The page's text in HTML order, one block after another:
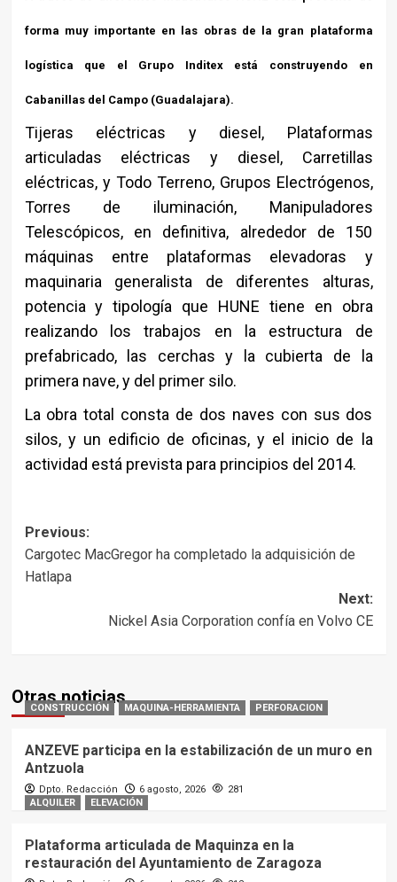
forma muy importante en las obras de la gran plataforma
logística que el Grupo Inditex está construyendo en
Cabanillas del Campo (Guadalajara).
Tijeras eléctricas y diesel, Plataformas
articuladas eléctricas y diesel, Carretillas
eléctricas, y Todo Terreno, Grupos Electrógenos,
Torres de iluminación, Manipuladores
Telescópicos, en definitiva, alrededor de 150
máquinas entre plataformas elevadoras y
maquinaria generalista de diferentes alturas,
potencia y tipología que HUNE tiene en obra
realizando los trabajos en la estructura de
prefabricado, las cerchas y la cubierta de la
primera nave, y del primer silo.
La obra total consta de dos naves con sus dos
silos, y un edificio de oficinas, y el inicio de la
actividad está prevista para principios del 2014.
Post
navigation
Previous:
Cargotec MacGregor ha completado la adquisición de
Hatlapa
Next:
Nickel Asia Corporation confía en Volvo CE
Otras noticias
CONSTRUCCIÓN MAQUINA-HERRAMIENTA PERFORACION
ANZEVE participa en la estabilización de un muro en
Antzuola
Dpto. Redacción 6 agosto, 2026
281
ALQUILER
ELEVACIÓN
Plataforma articulada de Maquinza en la
restauración del Ayuntamiento de Zaragoza